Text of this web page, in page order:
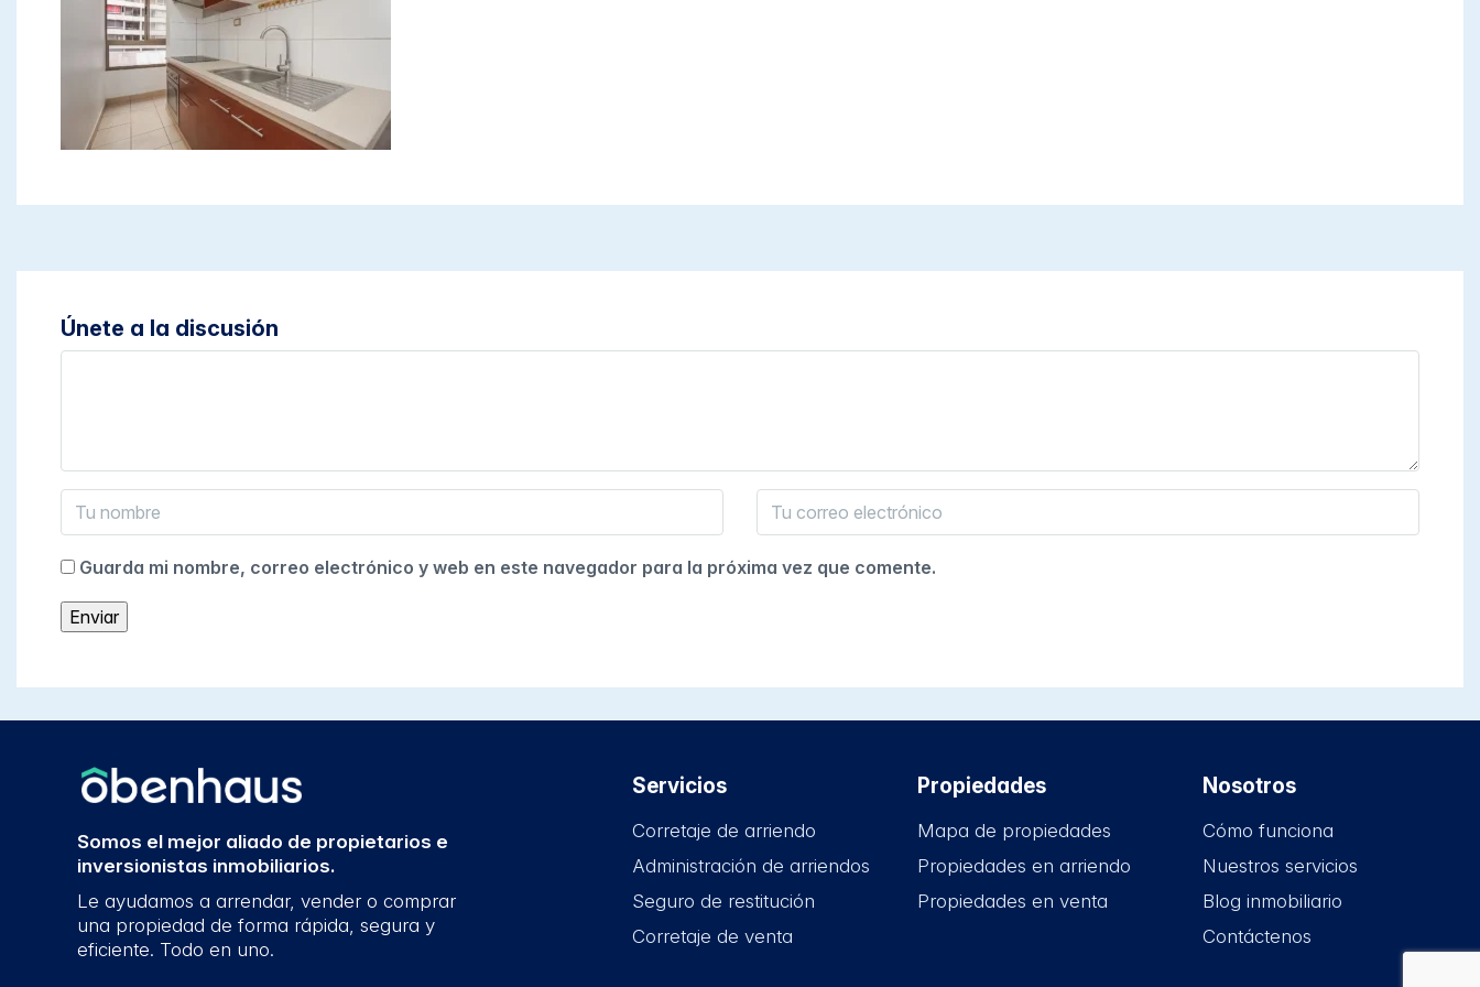
Únete a la discusión
Guarda mi nombre, correo electrónico y web en este navegador para la próxima vez que comente.
Somos el mejor aliado de propietarios e
inversionistas inmobiliarios.
Le ayudamos a arrendar, vender o comprar
una propiedad de forma rápida, segura y
eficiente. Todo en uno.
Servicios
Corretaje de arriendo
Administración de arriendos
Seguro de restitución
Corretaje de venta
Propiedades
Mapa de propiedades
Propiedades en arriendo
Propiedades en venta
Nosotros
Cómo funciona
Nuestros servicios
Blog inmobiliario
Contáctenos